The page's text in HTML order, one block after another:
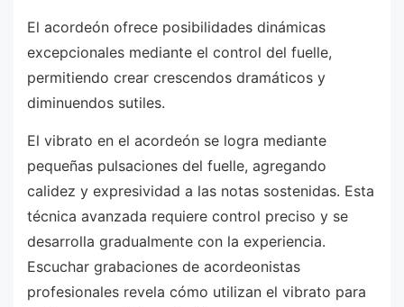
El acordeón ofrece posibilidades dinámicas
excepcionales mediante el control del fuelle,
permitiendo crear crescendos dramáticos y
diminuendos sutiles.
El vibrato en el acordeón se logra mediante
pequeñas pulsaciones del fuelle, agregando
calidez y expresividad a las notas sostenidas. Esta
técnica avanzada requiere control preciso y se
desarrolla gradualmente con la experiencia.
Escuchar grabaciones de acordeonistas
profesionales revela cómo utilizan el vibrato para